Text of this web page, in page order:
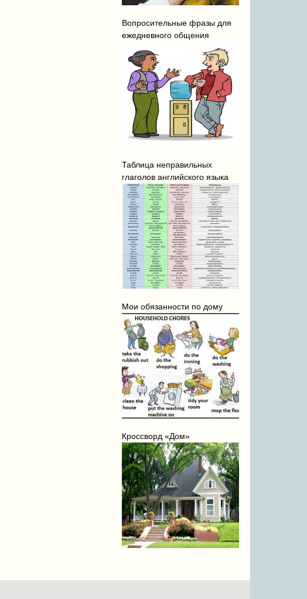
Вопросительные фразы для
ежедневного общения
Таблица неправильных
глаголов английского языка
Мои обязанности по дому
Кроссворд «Дом»